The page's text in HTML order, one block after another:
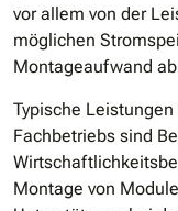
vor allem von der
möglichen
Montageaufwand
Typische
Fachbetriebs sind
Montage von